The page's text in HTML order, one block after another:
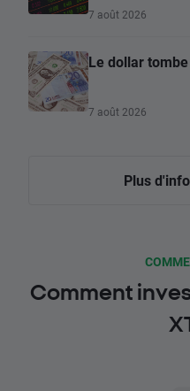
7 août 2026
Le dollar
7 août 2026
Plus
Comment